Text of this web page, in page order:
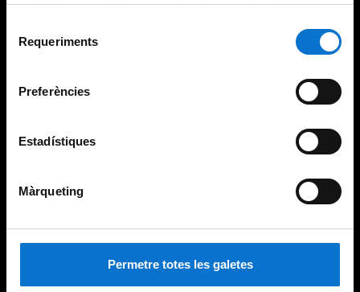
consultar laPolítica de galetes del lloc web de la
Requeriments
Preferències
Estadístiques
Màrqueting
Permetre totes les galetes